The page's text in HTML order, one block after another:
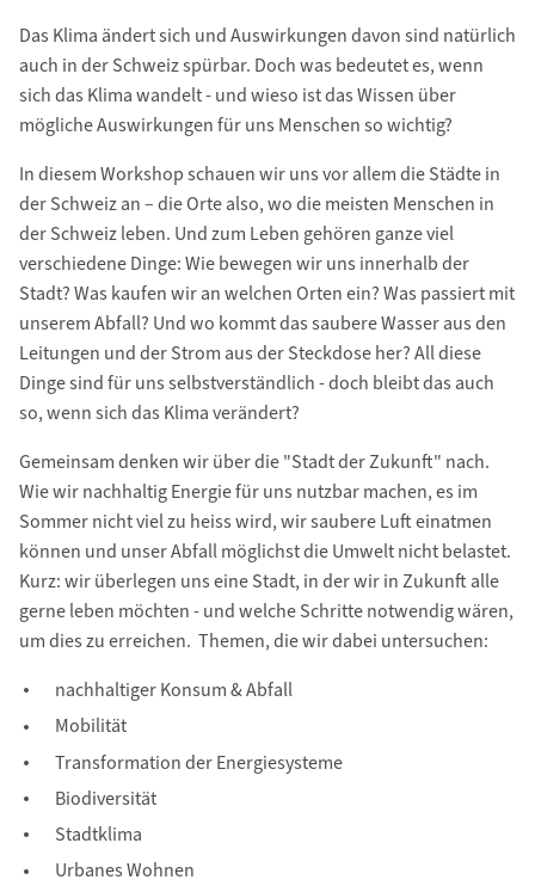
Das Klima ändert sich und Auswirkungen davon sind natürlich
auch in der Schweiz spürbar. Doch was bedeutet es, wenn
sich das Klima wandelt - und wieso ist das Wissen über
mögliche Auswirkungen für uns Menschen so wichtig?
In diesem Workshop schauen wir uns vor allem die Städte in
der Schweiz an – die Orte also, wo die meisten Menschen in
der Schweiz leben. Und zum Leben gehören ganze viel
verschiedene Dinge: Wie bewegen wir uns innerhalb der
Stadt? Was kaufen wir an welchen Orten ein? Was passiert mit
unserem Abfall? Und wo kommt das saubere Wasser aus den
Leitungen und der Strom aus der Steckdose her? All diese
Dinge sind für uns selbstverständlich - doch bleibt das auch
so, wenn sich das Klima verändert?
Gemeinsam denken wir über die "Stadt der Zukunft" nach.
Wie wir nachhaltig Energie für uns nutzbar machen, es im
Sommer nicht viel zu heiss wird, wir saubere Luft einatmen
können und unser Abfall möglichst die Umwelt nicht belastet.
Kurz: wir überlegen uns eine Stadt, in der wir in Zukunft alle
gerne leben möchten - und welche Schritte notwendig wären,
um dies zu erreichen. Themen, die wir dabei untersuchen:
nachhaltiger Konsum & Abfall
Mobilität
Transformation der Energiesysteme
Biodiversität
Stadtklima
Urbanes Wohnen